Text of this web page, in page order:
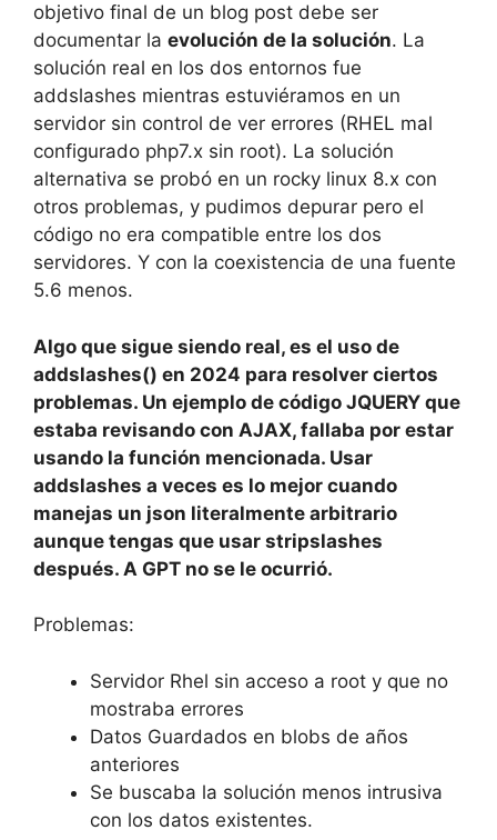
objetivo final de un blog post debe ser
documentar la evolución de la solución. La
solución real en los dos entornos fue
addslashes mientras estuviéramos en un
servidor sin control de ver errores (RHEL mal
configurado php7.x sin root). La solución
alternativa se probó en un rocky linux 8.x con
otros problemas, y pudimos depurar pero el
código no era compatible entre los dos
servidores. Y con la coexistencia de una fuente
5.6 menos.
Algo que sigue siendo real, es el uso de
addslashes() en 2024 para resolver ciertos
problemas. Un ejemplo de código JQUERY que
estaba revisando con AJAX, fallaba por estar
usando la función mencionada. Usar
addslashes a veces es lo mejor cuando
manejas un json literalmente arbitrario
aunque tengas que usar stripslashes
después. A GPT no se le ocurrió.
Problemas:
Servidor Rhel sin acceso a root y que no
mostraba errores
Datos Guardados en blobs de años
anteriores
Se buscaba la solución menos intrusiva
con los datos existentes.